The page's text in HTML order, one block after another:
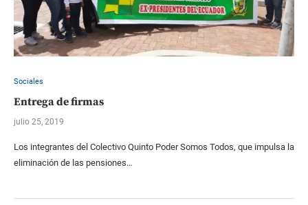
Sociales
Entrega de firmas
julio 25, 2019
Los integrantes del Colectivo Quinto Poder Somos Todos, que impulsa la
eliminación de las pensiones…